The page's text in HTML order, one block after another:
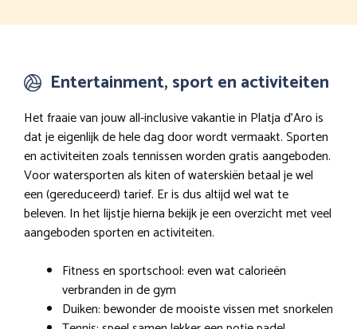
Entertainment, sport en activiteiten
Het fraaie van jouw all-inclusive vakantie in Platja d’Aro is
dat je eigenlijk de hele dag door wordt vermaakt. Sporten
en activiteiten zoals tennissen worden gratis aangeboden.
Voor watersporten als kiten of waterskiën betaal je wel
een (gereduceerd) tarief. Er is dus altijd wel wat te
beleven. In het lijstje hierna bekijk je een overzicht met veel
aangeboden sporten en activiteiten.
Fitness en sportschool: even wat calorieën
verbranden in de gym
Duiken: bewonder de mooiste vissen met snorkelen